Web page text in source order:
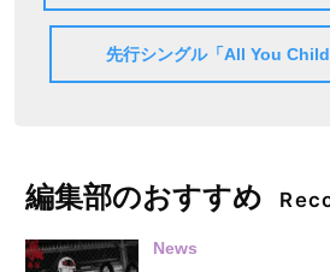
先行シングル「All You
編集部のおすすめ
News